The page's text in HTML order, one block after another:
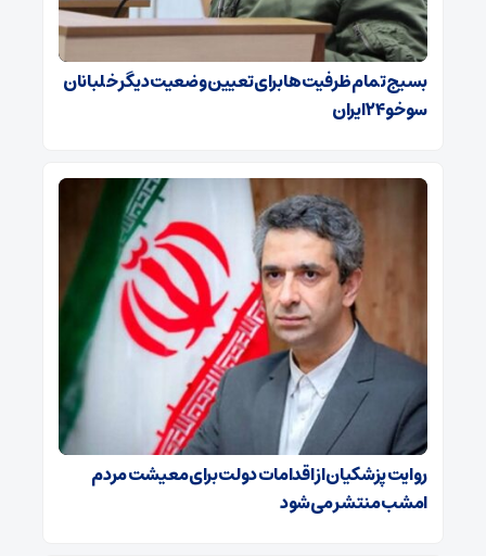
بسیج تمام ظرفیت‌ها برای تعیین وضعیت دیگر خلبانان
سوخو ۲۴ ایران
روایت پزشکیان از اقدامات دولت برای معیشت مردم
امشب منتشر می‌شود